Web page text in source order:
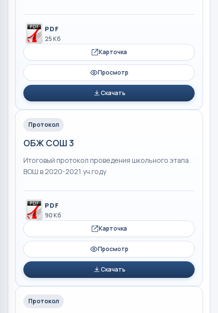
PDF
25 Кб
Карточка
Просмотр
Скачать
Протокол
ОБЖ СОШ 3
Итоговый протокол проведения школьного этапа
ВОШ в 2020-2021 уч.году
PDF
90 Кб
Карточка
Просмотр
Скачать
Протокол